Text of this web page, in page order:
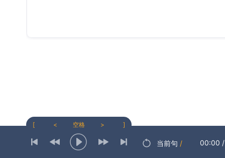
[ < 空格 > ]
当前句 / 00:00 /